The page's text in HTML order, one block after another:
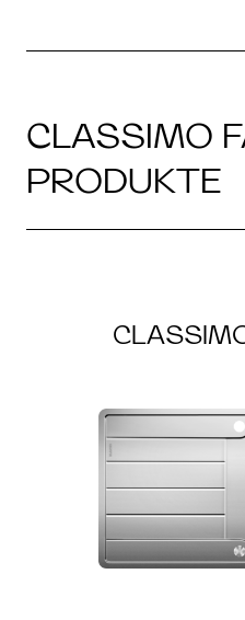
CLASSIMO
PRODUKTE